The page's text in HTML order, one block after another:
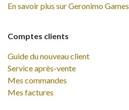
Comptes clients
Guide du nouveau client
Service après-vente
Mes commandes
Mes factures
En savoir plus sur Geronimo Games